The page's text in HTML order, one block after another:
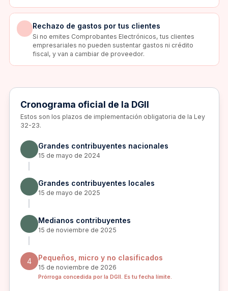
Rechazo de gastos por tus clientes
Si no emites Comprobantes Electrónicos, tus clientes
empresariales no pueden sustentar gastos ni crédito
fiscal, y van a cambiar de proveedor.
Cronograma oficial de la DGII
Estos son los plazos de implementación obligatoria de la Ley
32-23.
Grandes contribuyentes nacionales
15 de mayo de 2024
Grandes contribuyentes locales
15 de mayo de 2025
Medianos contribuyentes
15 de noviembre de 2025
4 Pequeños, micro y no clasificados
15 de noviembre de 2026
Prórroga concedida por la DGII. Es tu fecha límite.